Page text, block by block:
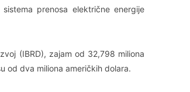
prenosa električne energije
(IBRD), zajam od 32,798 miliona
od dva miliona američkih dolara.